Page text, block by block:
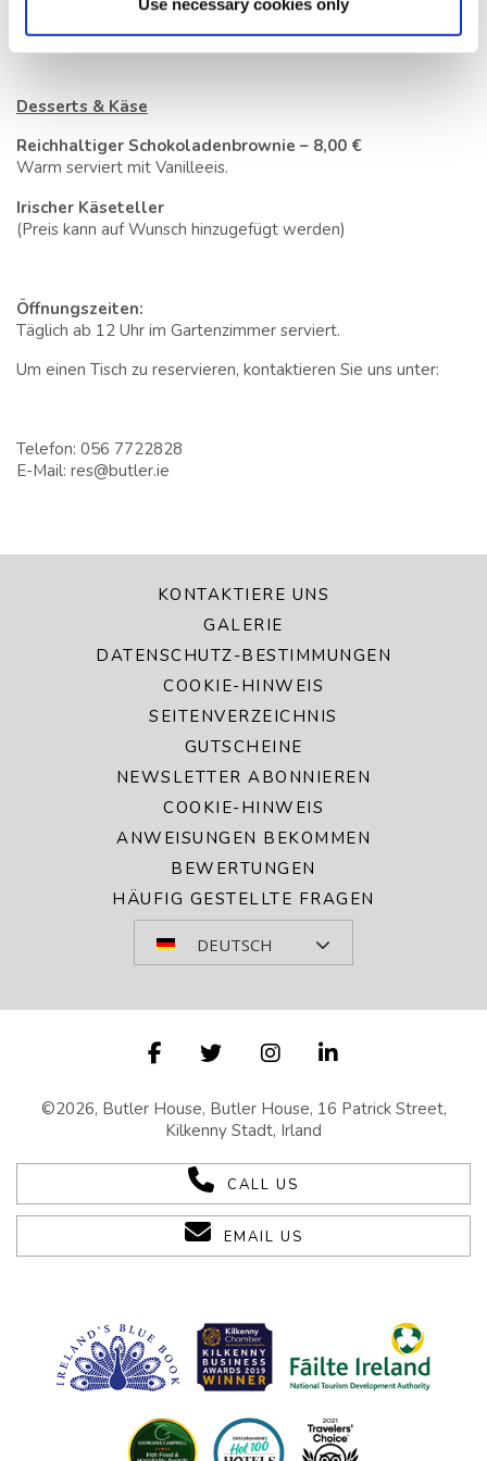
Use necessary cookies only
Zu jedem Gericht Pommes frites hinzufügen + 4,00 € | Kleine
Desserts & Käse
Reichhaltiger Schokoladenbrownie – 8,00 €
Warm serviert mit Vanilleeis.
Irischer Käseteller
(Preis kann auf Wunsch hinzugefügt werden)
Öffnungszeiten:
Täglich ab 12 Uhr im Gartenzimmer serviert.
Um einen Tisch zu reservieren, kontaktieren Sie uns unter:
Telefon: 056 7722828
E-Mail: res@butler.ie
KONTAKTIERE UNS
GALERIE
DATENSCHUTZ-BESTIMMUNGEN
COOKIE-HINWEIS
SEITENVERZEICHNIS
GUTSCHEINE
NEWSLETTER ABONNIEREN
COOKIE-HINWEIS
ANWEISUNGEN BEKOMMEN
BEWERTUNGEN
HÄUFIG GESTELLTE FRAGEN
DEUTSCH
©2026, Butler House, Butler House, 16 Patrick Street,
Kilkenny Stadt, Irland
CALL US
EMAIL US